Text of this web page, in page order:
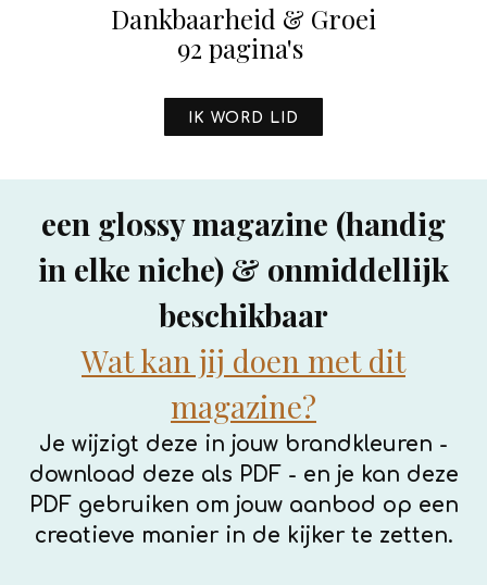
Dankbaarheid & Groei
92 pagina's
IK WORD LID
een glossy magazine (handig
in elke niche) & onmiddellijk
beschikbaar
Wat kan jij doen met dit
magazine?
Je wijzigt deze in jouw brandkleuren -
download deze als PDF - en je kan deze
PDF gebruiken om jouw aanbod op een
creatieve manier in de kijker te zetten.